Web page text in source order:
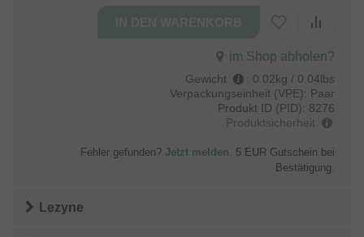
im Shop abholen?
Gewicht : 0.02kg / 0.04lbs
Verpackungseinheit (VPE): Paar
Produkt ID (PID): 8276
Produktsicherheit
Fehler gefunden? Jetzt melden . 5 EUR Gutschein bei
Bestätigung.
Lezyne